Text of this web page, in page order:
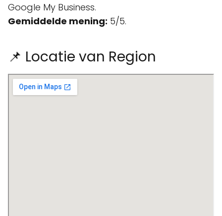
Google My Business.
Gemiddelde mening: 5/5.
📌 Locatie van Region